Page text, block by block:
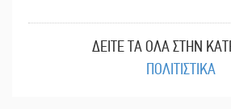
ΔΕΙΤΕ ΤΑ ΟΛΑ ΣΤΗΝ
ΠΟΛΙΤΙΣΤΙΚΑ